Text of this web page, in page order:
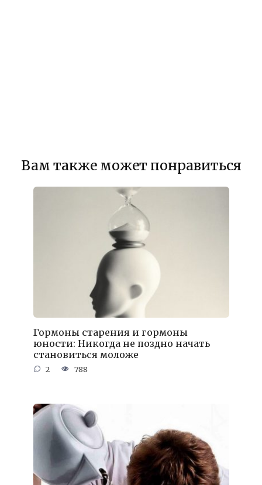
Вам также может понравиться
Гормоны старения и гормоны
юности: Никогда не поздно начать
становиться моложе
2 788